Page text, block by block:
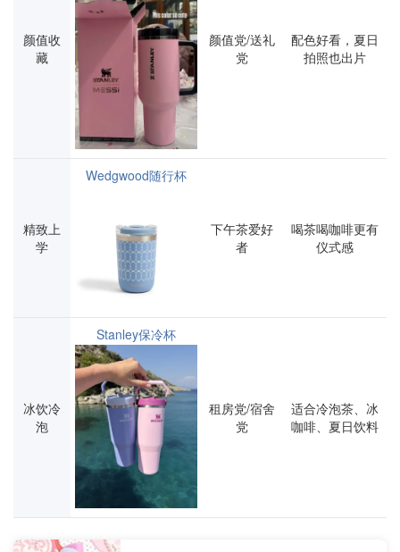
颜值收
藏
颜值党/送礼
党
配色好看，夏日
拍照也出片
精致上
学
Wedgwood随行杯
下午茶爱好
者
喝茶喝咖啡更有
仪式感
冰饮冷
泡
Stanley保冷杯
租房党/宿舍
党
适合冷泡茶、冰
咖啡、夏日饮料